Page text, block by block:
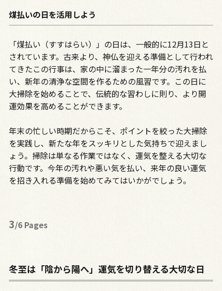
煤払いの日を活用しよう
「煤払い（すすはらい）」の日は、一般的に12月13日と
されています。古来より、神仏を迎える準備として行われ
てきたこの行事は、家の中に溜まった一年分の汚れを払
い、新年の清浄な空間を作るための風習です。この日に
大掃除を始めることで、伝統的な習わしに則り、より開
運効果を高めることができます。
年末の忙しい時期だからこそ、ポイントを絞った大掃除
を実践し、新たな年をスッキリとした気持ちで迎えまし
ょう。掃除は単なる作業ではなく、運気を整える大切な
行動です。今年の汚れや悪い気を払い、来年の良い運気
を招き入れる準備を始めてみてはいかがでしょう。
3/6 Pages
冬至は「陰から陽へ」運気を切り替える大切な日